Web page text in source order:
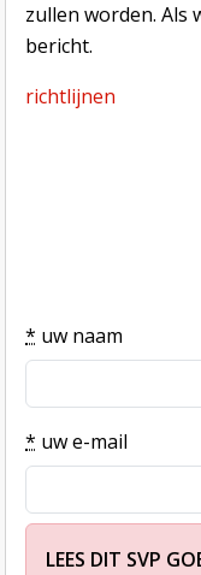
zullen worden. Als
bericht.
richtlijnen
* uw naam
* uw e-mail
LEES DIT SVP